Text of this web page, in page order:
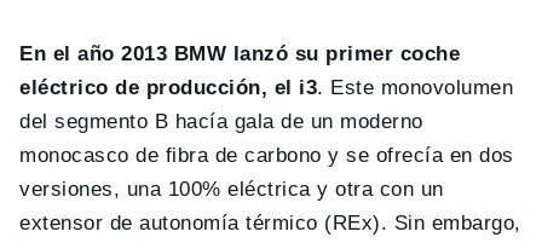
En el año 2013 BMW lanzó su primer coche
eléctrico de producción, el i3. Este monovolumen
del segmento B hacía gala de un moderno
monocasco de fibra de carbono y se ofrecía en dos
versiones, una 100% eléctrica y otra con un
extensor de autonomía térmico (REx). Sin embargo,